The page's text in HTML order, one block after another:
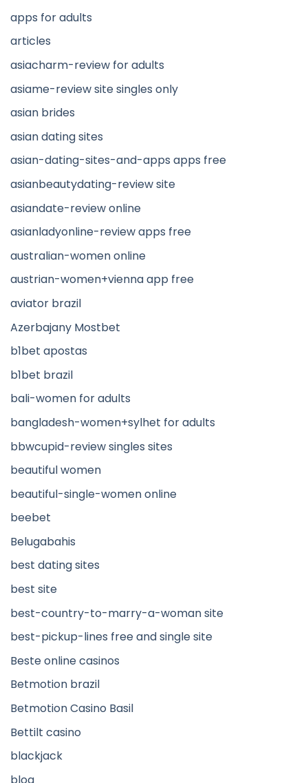
apps for adults
articles
asiacharm-review for adults
asiame-review site singles only
asian brides
asian dating sites
asian-dating-sites-and-apps apps free
asianbeautydating-review site
asiandate-review online
asianladyonline-review apps free
australian-women online
austrian-women+vienna app free
aviator brazil
Azerbajany Mostbet
b1bet apostas
b1bet brazil
bali-women for adults
bangladesh-women+sylhet for adults
bbwcupid-review singles sites
beautiful women
beautiful-single-women online
beebet
Belugabahis
best dating sites
best site
best-country-to-marry-a-woman site
best-pickup-lines free and single site
Beste online casinos
Betmotion brazil
Betmotion Casino Basil
Bettilt casino
blackjack
blog